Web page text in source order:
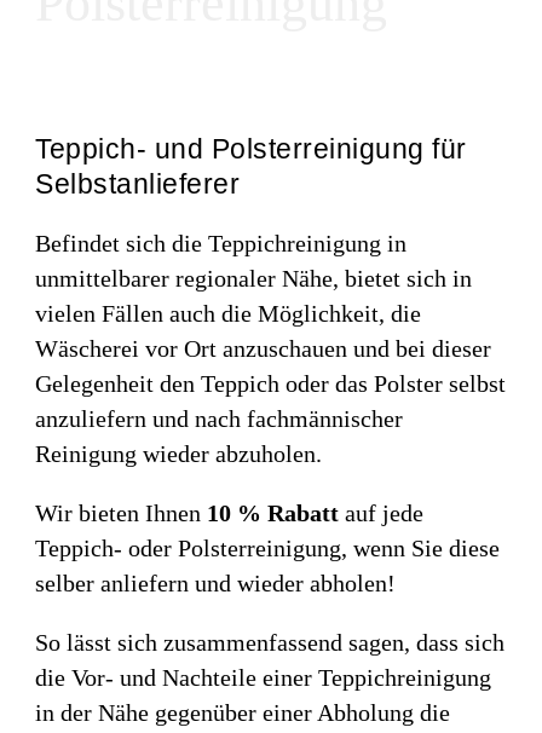
Teppich- und Polsterreinigung für
Selbstanlieferer
Befindet sich die Teppichreinigung in
unmittelbarer regionaler Nähe, bietet sich in
vielen Fällen auch die Möglichkeit, die
Wäscherei vor Ort anzuschauen und bei dieser
Gelegenheit den Teppich oder das Polster selbst
anzuliefern und nach fachmännischer
Reinigung wieder abzuholen.
Wir bieten Ihnen 10 % Rabatt auf jede
Teppich- oder Polsterreinigung, wenn Sie diese
selber anliefern und wieder abholen!
So lässt sich zusammenfassend sagen, dass sich
die Vor- und Nachteile einer Teppichreinigung
in der Nähe gegenüber einer Abholung die